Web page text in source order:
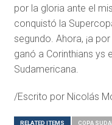
por la gloria ante el
conquistó la
segundo. Ahora, ¡a
ganó a Corinthians ys
Sudamericana.
/Escrito por Nicolás
RELATED ITEMS COPA